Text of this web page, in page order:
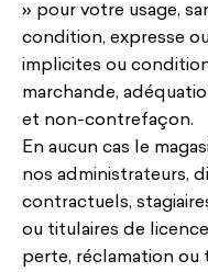
» pour votre usage,
condition, expresse
implicites ou
marchande,
et non-contrefaçon.
En aucun cas le
nos administrateurs,
contractuels,
ou titulaires de
perte, réclamation ou